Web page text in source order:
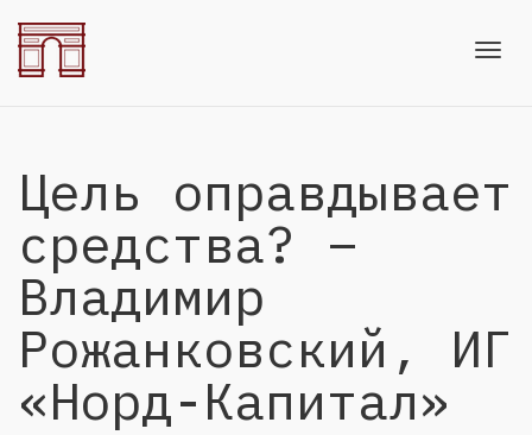
Цель оправдывает
средства? –
Владимир
Рожанковский, ИГ
«Норд-Капитал»